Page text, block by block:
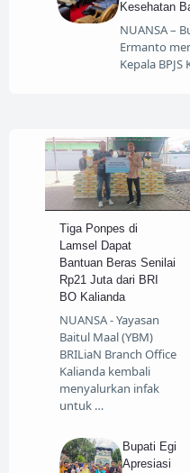
Kesehatan
NUANSA –
Ermanto
Kepala BPJS
Tiga Ponpes di
Lamsel Dapat
Bantuan Beras Senilai
Rp21 Juta dari BRI
BO Kalianda
NUANSA - Yayasan
Baitul Maal (YBM)
BRILiaN Branch Office
Kalianda kembali
menyalurkan infak
untuk …
Bupati Egi
Apresiasi